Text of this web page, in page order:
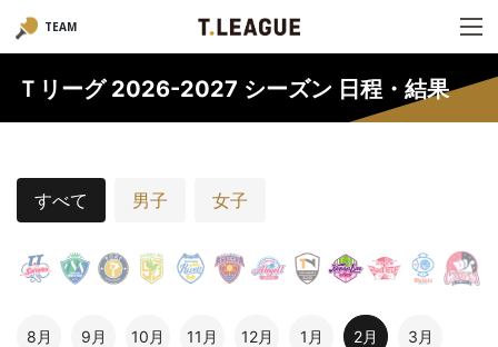
TEAM
Ｔリーグ 2026-2027 シーズン 日程・結果
すべて 男子 女子
8月 9月 10月 11月 12月 1月 2月 3月